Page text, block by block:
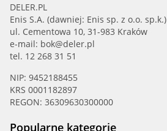
DELER.PL
Enis S.A. (dawniej: Enis sp. z o.o. sp.k.)
ul. Cementowa 10, 31-983 Kraków
e-mail: bok@deler.pl
tel. 12 268 31 51
NIP: 9452188455
KRS 0001182897
REGON: 36309630300000
Popularne kategorie